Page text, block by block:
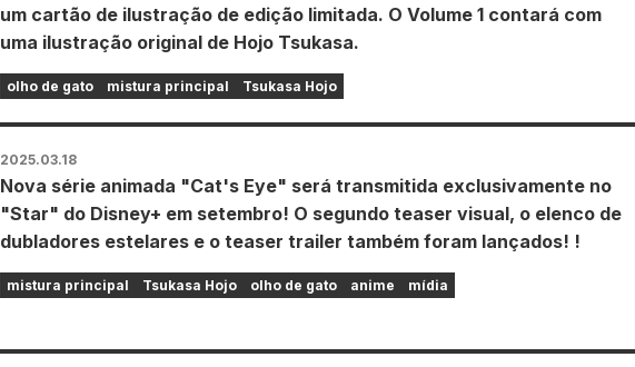
um cartão de ilustração de edição limitada. O Volume 1 contará com
uma ilustração original de Hojo Tsukasa.
olho de gato mistura principal Tsukasa Hojo
2025.03.18
Nova série animada "Cat's Eye" será transmitida exclusivamente no
"Star" do Disney+ em setembro! O segundo teaser visual, o elenco de
dubladores estelares e o teaser trailer também foram lançados! !
mistura principal Tsukasa Hojo olho de gato anime mídia